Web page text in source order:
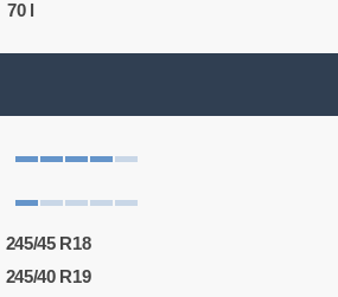
70 l
245/45 R18
245/40 R19